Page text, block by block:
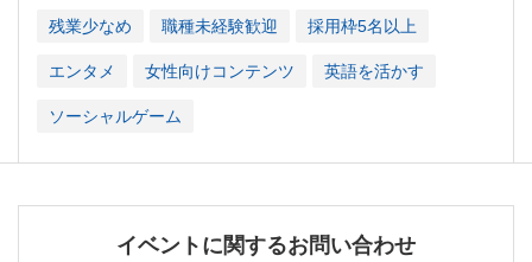
残業少なめ 職種未経験歓迎 採用枠5名以上
エンタメ 女性向けコンテンツ 英語を活かす
ソーシャルゲーム
イベントに関するお問い合わせ